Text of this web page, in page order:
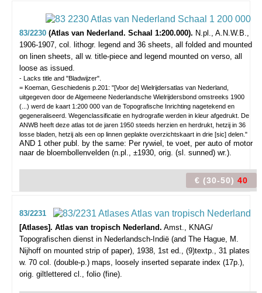
83/2230 (Atlas van Nederland. Schaal 1:200.000). N.pl., A.N.W.B.,
1906-1907, col. lithogr. legend and 36 sheets, all folded and mounted
on linen sheets, all w. title-piece and legend mounted on verso, all
loose as issued.
- Lacks title and "Bladwijzer".
= Koeman, Geschiedenis p.201: "[Voor de] Wielrijdersatlas van Nederland,
uitgegeven door de Algemeene Nederlandsche Wielrijdersbond omstreeks 1900
(...) werd de kaart 1:200 000 van de Topografische Inrichting nagetekend en
gegeneraliseerd. Wegenclassificatie en hydrografie werden in kleur afgedrukt. De
ANWB heeft deze atlas tot de jaren 1950 steeds herzien en herdrukt, hetzij in 36
losse bladen, hetzij als een op linnen geplakte overzichtskaart in drie [sic] delen."
AND 1 other publ. by the same: Per rywiel, te voet, per auto of motor
naar de bloembollenvelden (n.pl., ±1930, orig. (sl. sunned) wr.).
€ (30-50) 40
83/2231
[Atlases]. Atlas van tropisch Nederland. Amst., KNAG/
Topografischen dienst in Nederlandsch-Indië (and The Hague, M.
Nijhoff on mounted strip of paper), 1938, 1st ed., (9)textp., 31 plates
w. 70 col. (double-p.) maps, loosely inserted separate index (17p.),
orig. giltlettered cl., folio (fine).